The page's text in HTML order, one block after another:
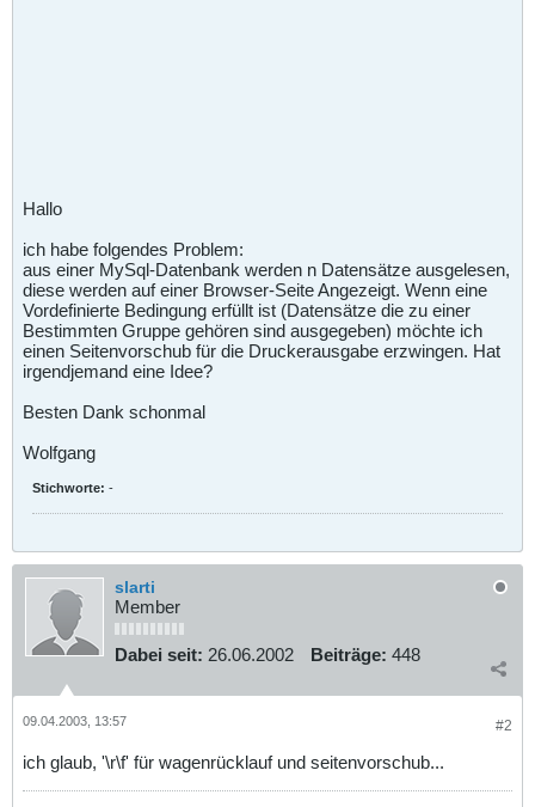
Hallo
ich habe folgendes Problem:
aus einer MySql-Datenbank werden n Datensätze ausgelesen,
diese werden auf einer Browser-Seite Angezeigt. Wenn eine
Vordefinierte Bedingung erfüllt ist (Datensätze die zu einer
Bestimmten Gruppe gehören sind ausgegeben) möchte ich
einen Seitenvorschub für die Druckerausgabe erzwingen. Hat
irgendjemand eine Idee?
Besten Dank schonmal
Wolfgang
Stichworte: -
slarti
Member
Dabei seit: 26.06.2002 Beiträge: 448
#2
09.04.2003, 13:57
ich glaub, '\r\f' für wagenrücklauf und seitenvorschub...